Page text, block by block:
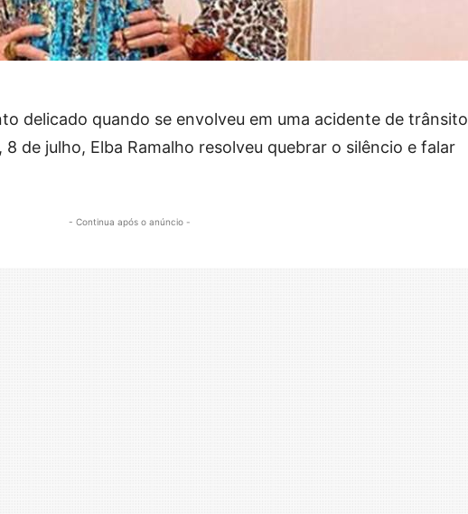
delicado quando se envolveu em uma acidente de trânsito
de julho, Elba Ramalho resolveu quebrar o silêncio e falar
- Continua após o anúncio -